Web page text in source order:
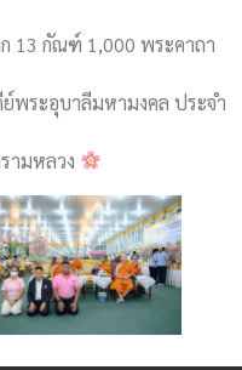
13 กัณฑ์ 1,000 พระคาถา
พระอุบาลีมหามงคล ประจำ
ามหลวง